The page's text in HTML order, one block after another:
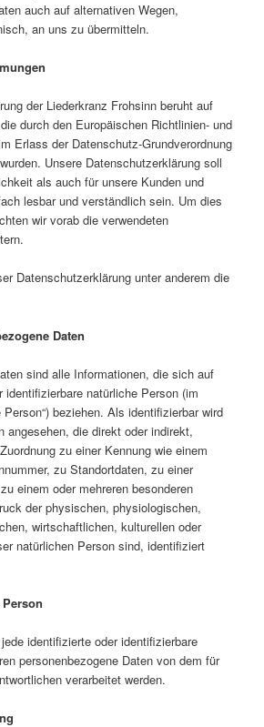
auch auf alternativen Wegen,
an uns zu übermitteln.
der Liederkranz Frohsinn beruht auf
durch den Europäischen Richtlinien- und
Erlass der Datenschutz-Grundverordnung
Unsere Datenschutzerklärung soll
als auch für unsere Kunden und
lesbar und verständlich sein. Um dies
wir vorab die verwendeten
Datenschutzerklärung unter anderem die
Daten
sind alle Informationen, die sich auf
identifizierbare natürliche Person (im
Person“) beziehen. Als identifizierbar wird
angesehen, die direkt oder indirekt,
zu einer Kennung wie einem
zu Standortdaten, zu einer
einem oder mehreren besonderen
der physischen, physiologischen,
wirtschaftlichen, kulturellen oder
natürlichen Person sind, identifiziert
identifizierte oder identifizierbare
personenbezogene Daten von dem für
verarbeitet werden.